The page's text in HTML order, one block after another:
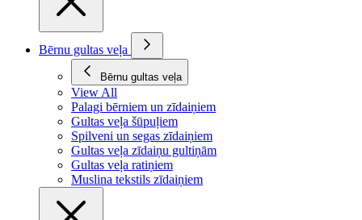
Bērnu gultas veļa
Bērnu gultas veļa
View All
Palagi bērniem un zīdaiņiem
Gultas veļa šūpuļiem
Spilveni un segas zīdaiņiem
Gultas veļa zīdaiņu gultiņām
Gultas veļa ratiņiem
Muslina tekstils zīdaiņiem